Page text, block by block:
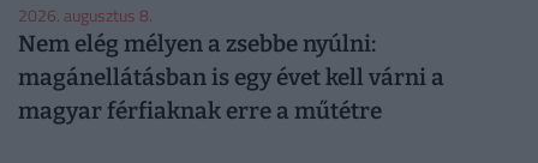
2026. augusztus 8.
Nem elég mélyen a zsebbe nyúlni:
magánellátásban is egy évet kell várni a
magyar férfiaknak erre a műtétre